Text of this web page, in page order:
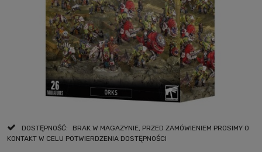
DOSTĘPNOŚĆ:
BRAK W MAGAZYNIE, PRZED ZAMÓWIENIEM PROSIMY O
KONTAKT W CELU POTWIERDZENIA DOSTĘPNOŚCI